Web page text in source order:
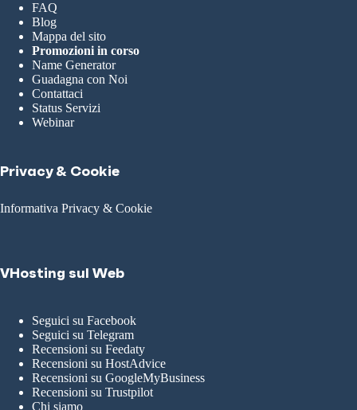
FAQ
Blog
Mappa del sito
Promozioni in corso
Name Generator
Guadagna con Noi
Contattaci
Status Servizi
Webinar
Privacy & Cookie
Informativa Privacy & Cookie
VHosting sul Web
Seguici su Facebook
Seguici su Telegram
Recensioni su Feedaty
Recensioni su HostAdvice
Recensioni su GoogleMyBusiness
Recensioni su Trustpilot
Chi siamo